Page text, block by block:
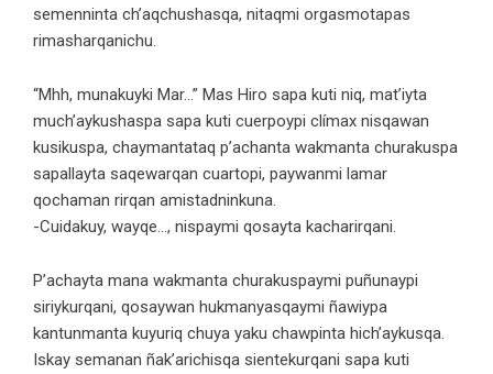
semenninta ch’aqchushasqa, nitaqmi orgasmotapas
rimasharqanichu.
“Mhh, munakuyki Mar…” Mas Hiro sapa kuti niq, mat’iyta
much’aykushaspa sapa kuti cuerpoypi clímax nisqawan
kusikuspa, chaymantataq p’achanta wakmanta churakuspa
sapallayta saqewarqan cuartopi, paywanmi lamar
qochaman rirqan amistadninkuna.
-Cuidakuy, wayqe…, nispaymi qosayta kacharirqani.
P’achayta mana wakmanta churakuspaymi puñunaypi
siriykurqani, qosaywan hukmanyasqaymi ñawiypa
kantunmanta kuyuriq chuya yaku chawpinta hich’aykusqa.
Iskay semanan ñak’arichisqa sientekurqani sapa kuti